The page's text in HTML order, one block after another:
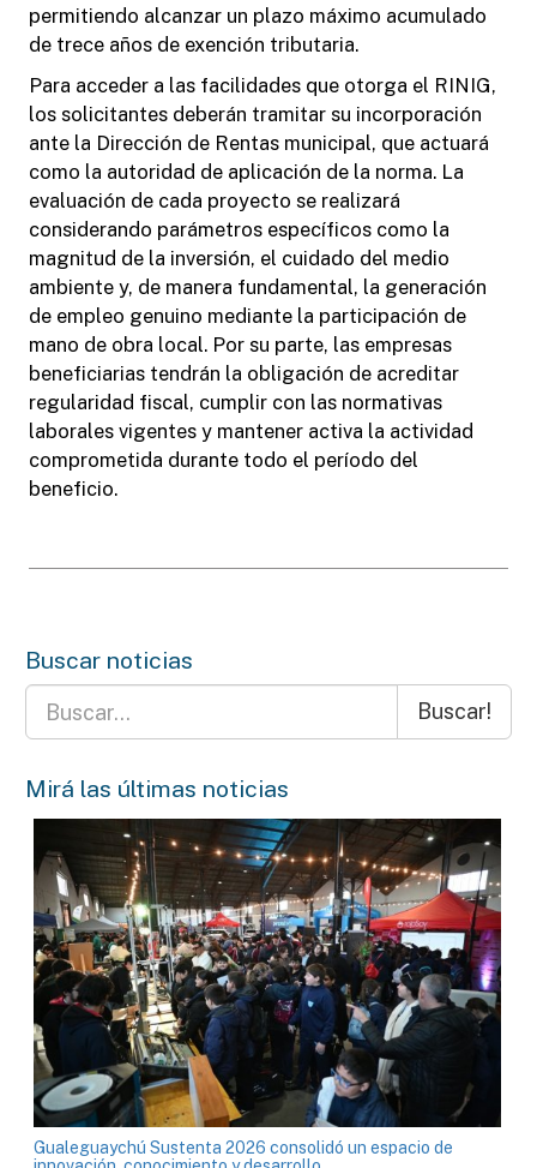
permitiendo alcanzar un plazo máximo acumulado
de trece años de exención tributaria.
Para acceder a las facilidades que otorga el RINIG,
los solicitantes deberán tramitar su incorporación
ante la Dirección de Rentas municipal, que actuará
como la autoridad de aplicación de la norma. La
evaluación de cada proyecto se realizará
considerando parámetros específicos como la
magnitud de la inversión, el cuidado del medio
ambiente y, de manera fundamental, la generación
de empleo genuino mediante la participación de
mano de obra local. Por su parte, las empresas
beneficiarias tendrán la obligación de acreditar
regularidad fiscal, cumplir con las normativas
laborales vigentes y mantener activa la actividad
comprometida durante todo el período del
beneficio.
Buscar noticias
Buscar!
Mirá las últimas noticias
Gualeguaychú Sustenta 2026 consolidó un espacio de